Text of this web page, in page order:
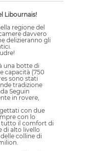
Libournais!
regione del
davvero
delizieranno gli
una botte di
capacità (750
sono stati
tradizione
Seguin
in rovere,
con due
con lo
tutto il comfort di
di alto livello
colline di